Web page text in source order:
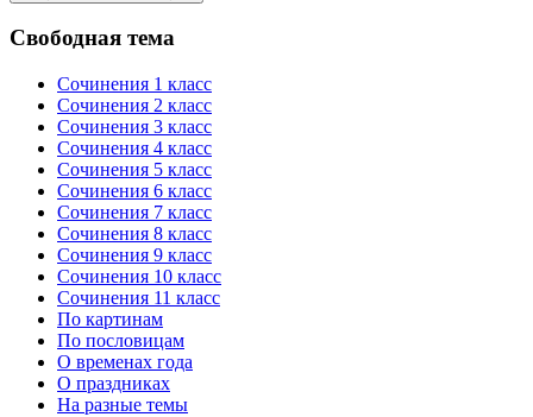
Свободная тема
Сочинения 1 класс
Сочинения 2 класс
Сочинения 3 класс
Сочинения 4 класс
Сочинения 5 класс
Сочинения 6 класс
Сочинения 7 класс
Сочинения 8 класс
Сочинения 9 класс
Сочинения 10 класс
Сочинения 11 класс
По картинам
По пословицам
О временах года
О праздниках
На разные темы